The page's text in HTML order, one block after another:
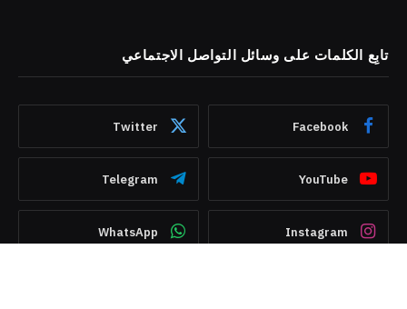
تابِع الكلمات على وسائل التواصل الاجتماعي
Facebook
Twitter
YouTube
Telegram
Instagram
WhatsApp